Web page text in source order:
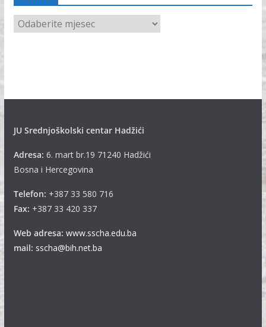
A
r
JU Srednjoškolski centar Hadžići
Adresa: 6. mart br.19 71240 Hadžići
Bosna i Hercegovina
Telefon: +387 33 580 716
Fax: +387 33 420 337
Web adresa: www.sscha.edu.ba
mail: sscha@bih.net.ba